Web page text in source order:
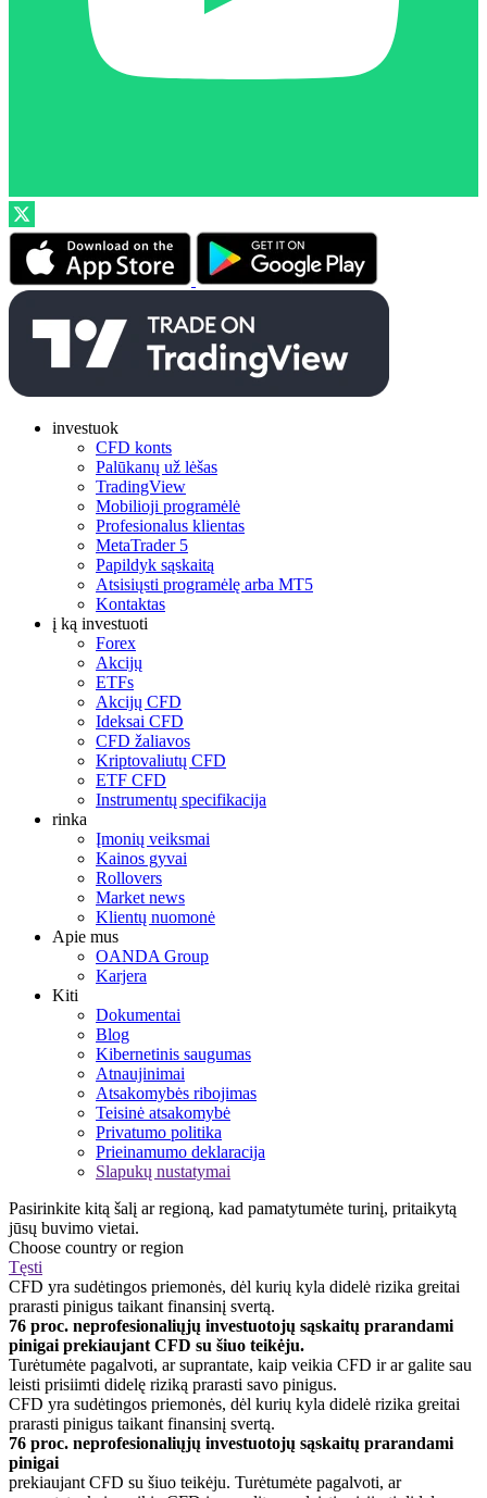
investuok
CFD konts
Palūkanų už lėšas
TradingView
Mobilioji programėlė
Profesionalus klientas
MetaTrader 5
Papildyk sąskaitą
Atsisiųsti programėlę arba MT5
Kontaktas
į ką investuoti
Forex
Akcijų
ETFs
Akcijų CFD
Ideksai CFD
CFD žaliavos
Kriptovaliutų CFD
ETF CFD
Instrumentų specifikacija
rinka
Įmonių veiksmai
Kainos gyvai
Rollovers
Market news
Klientų nuomonė
Apie mus
OANDA Group
Karjera
Kiti
Dokumentai
Blog
Kibernetinis saugumas
Atnaujinimai
Atsakomybės ribojimas
Teisinė atsakomybė
Privatumo politika
Prieinamumo deklaracija
Slapukų nustatymai
Pasirinkite kitą šalį ar regioną, kad pamatytumėte turinį, pritaikytą
jūsų buvimo vietai.
Choose country or region
Tęsti
CFD yra sudėtingos priemonės, dėl kurių kyla didelė rizika greitai
prarasti pinigus taikant finansinį svertą.
76 proc. neprofesionaliųjų investuotojų sąskaitų prarandami
pinigai prekiaujant CFD su šiuo teikėju.
Turėtumėte pagalvoti, ar suprantate, kaip veikia CFD ir ar galite sau
leisti prisiimti didelę riziką prarasti savo pinigus.
CFD yra sudėtingos priemonės, dėl kurių kyla didelė rizika greitai
prarasti pinigus taikant finansinį svertą.
76 proc. neprofesionaliųjų investuotojų sąskaitų prarandami
pinigai
prekiaujant CFD su šiuo teikėju. Turėtumėte pagalvoti, ar